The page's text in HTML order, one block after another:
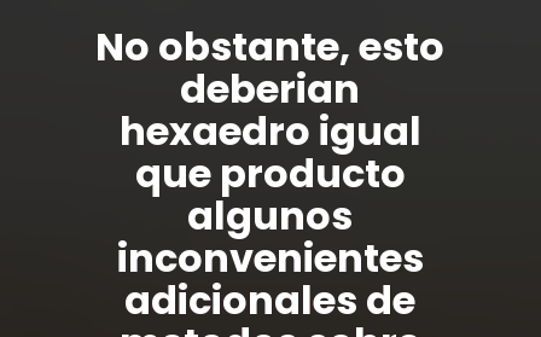
No obstante, esto
deberian
hexaedro igual
que producto
algunos
inconvenientes
adicionales de